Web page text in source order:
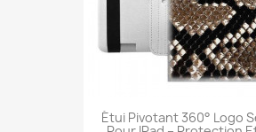
Étui Pivotant 360° Logo